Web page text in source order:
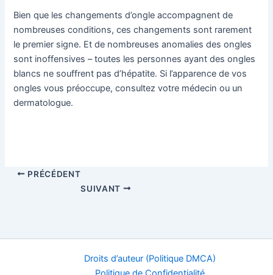
Bien que les changements d’ongle accompagnent de
nombreuses conditions, ces changements sont rarement
le premier signe. Et de nombreuses anomalies des ongles
sont inoffensives – toutes les personnes ayant des ongles
blancs ne souffrent pas d’hépatite. Si l’apparence de vos
ongles vous préoccupe, consultez votre médecin ou un
dermatologue.
PRÉCÉDENT
SUIVANT
Droits d’auteur (Politique DMCA)